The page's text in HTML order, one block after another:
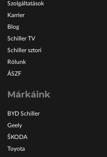
Szolgáltatások
Karrier
Blog
Schiller TV
Schiller sztori
Rólunk
ÁSZF
Márkáink
BYD Schiller
Geely
ŠKODA
Toyota